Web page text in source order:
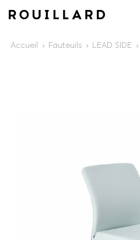
Accueil Fauteuils LEAD SIDE